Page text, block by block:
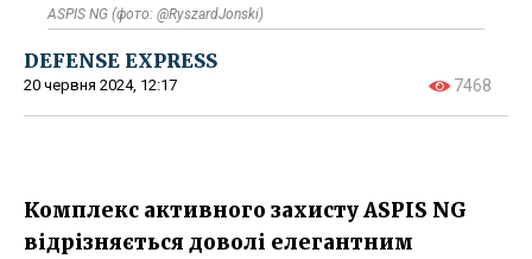
ASPIS NG (фото: @RyszardJonski)
DEFENSE EXPRESS
20 червня 2024, 12:17 7468
Комплекс активного захисту ASPIS NG
відрізняється доволі елегантним